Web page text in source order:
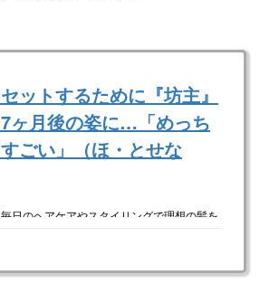
ットするために『坊主』
ヶ月後の姿に…「めっち
ごい」（ほ・とせな
日のヘアケアやスタイリングで理想の髪を
に投稿すると「めっちゃきれい」「